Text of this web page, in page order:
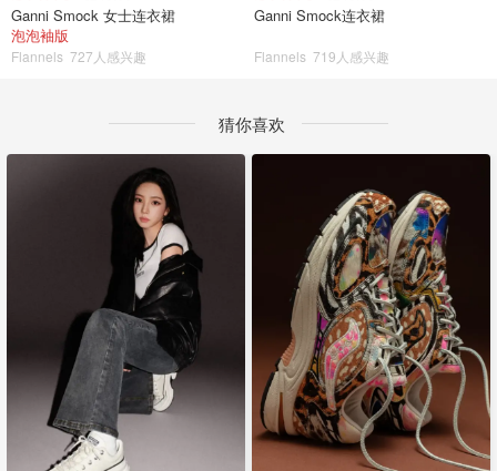
Ganni Smock 女士连衣裙
泡泡袖版
Flannels 727人感兴趣
Ganni Smock连衣裙
Flannels 719人感兴趣
猜你喜欢